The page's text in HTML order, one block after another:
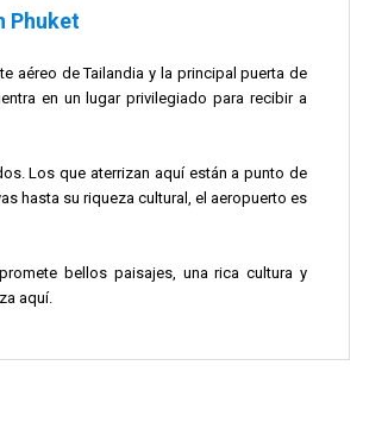
Phuket
aéreo de Tailandia y la principal puerta de
en un lugar privilegiado para recibir a
Los que aterrizan aquí están a punto de
hasta su riqueza cultural, el aeropuerto es
bellos paisajes, una rica cultura y
aquí.
vuelos dentro de Tailandia.